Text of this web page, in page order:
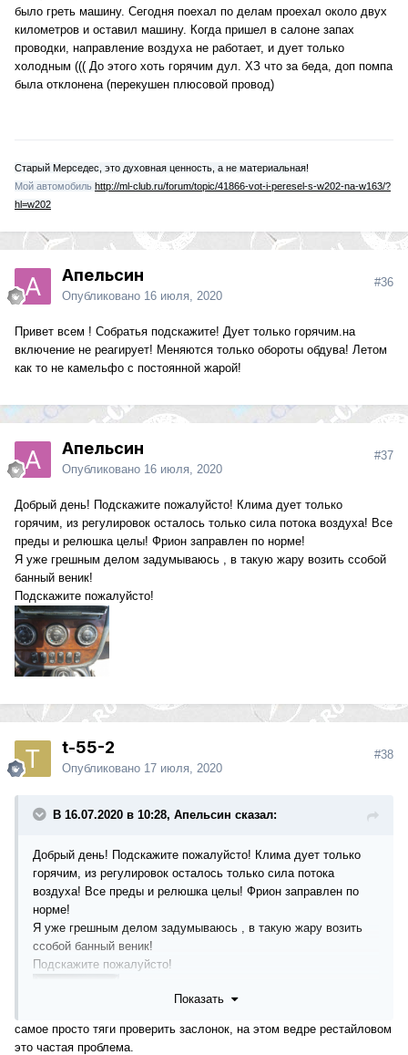
было греть машину. Сегодня поехал по делам проехал около двух
километров и оставил машину. Когда пришел в салоне запах
проводки, направление воздуха не работает, и дует только
холодным ((( До этого хоть горячим дул. ХЗ что за беда, доп помпа
была отклонена (перекушен плюсовой провод)
Старый Мерседес, это духовная ценность, а не материальная!
Мой автомобиль http://ml-club.ru/forum/topic/41866-vot-i-peresel-s-w202-na-w163/?
hl=w202
Апельсин
Опубликовано 16 июля, 2020
#36
Привет всем ! Собратья подскажите! Дует только горячим.на
включение не реагирует! Меняются только обороты обдува! Летом
как то не камельфо с постоянной жарой!
Апельсин
Опубликовано 16 июля, 2020
#37
Добрый день! Подскажите пожалуйсто! Клима дует только
горячим, из регулировок осталось только сила потока воздуха! Все
преды и релюшка целы! Фрион заправлен по норме!
Я уже грешным делом задумываюсь , в такую жару возить ссобой
банный веник!
Подскажите пожалуйсто!
t-55-2
Опубликовано 17 июля, 2020
#38
В 16.07.2020 в 10:28, Апельсин сказал:
Добрый день! Подскажите пожалуйсто! Клима дует только
горячим, из регулировок осталось только сила потока
воздуха! Все преды и релюшка целы! Фрион заправлен по
норме!
Я уже грешным делом задумываюсь , в такую жару возить
ссобой банный веник!
Подскажите пожалуйсто!
Показать
самое просто тяги проверить заслонок, на этом ведре рестайловом
это частая проблема.